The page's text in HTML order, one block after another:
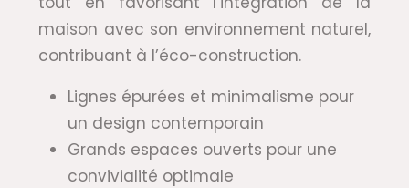
maison avec son environnement naturel,
contribuant à l’éco-construction.
Lignes épurées et minimalisme pour
un design contemporain
Grands espaces ouverts pour une
convivialité optimale